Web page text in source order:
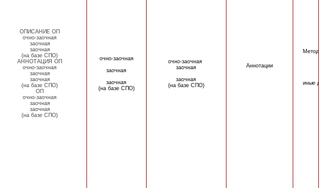
ОПИСАНИЕ ОП
очно-заочная
заочная
заочная
(на базе СПО)
АННОТАЦИЯ ОП
очно-заочная
заочная
заочная
(на базе СПО)
ОП
очно-заочная
заочная
заочная
(на базе СПО)
очно-заочная
заочная
заочная
(на базе СПО)
очно-заочная
заочная
заочная
(на базе СПО)
Аннотации
иные